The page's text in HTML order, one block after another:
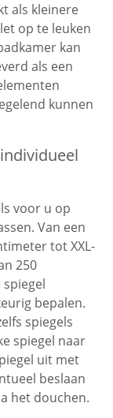
als kleinere
op te leuken
kan
als een
kunnen
voor u op
Van een
tot XXL-
250
bepalen.
spiegels
spiegel naar
uit met
beslaan
het douchen.